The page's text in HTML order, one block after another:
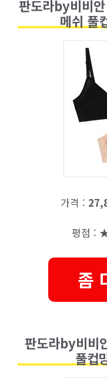
판도라by비비
메쉬 풀
가격 :
평점 :
좀
판도라by비비
풀컵